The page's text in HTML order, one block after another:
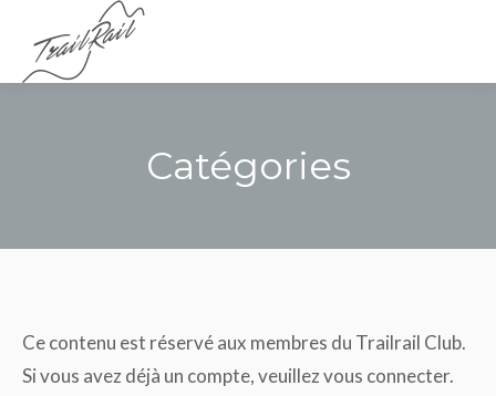
Catégories
Ce contenu est réservé aux membres du Trailrail Club.
Si vous avez déjà un compte, veuillez vous connecter.